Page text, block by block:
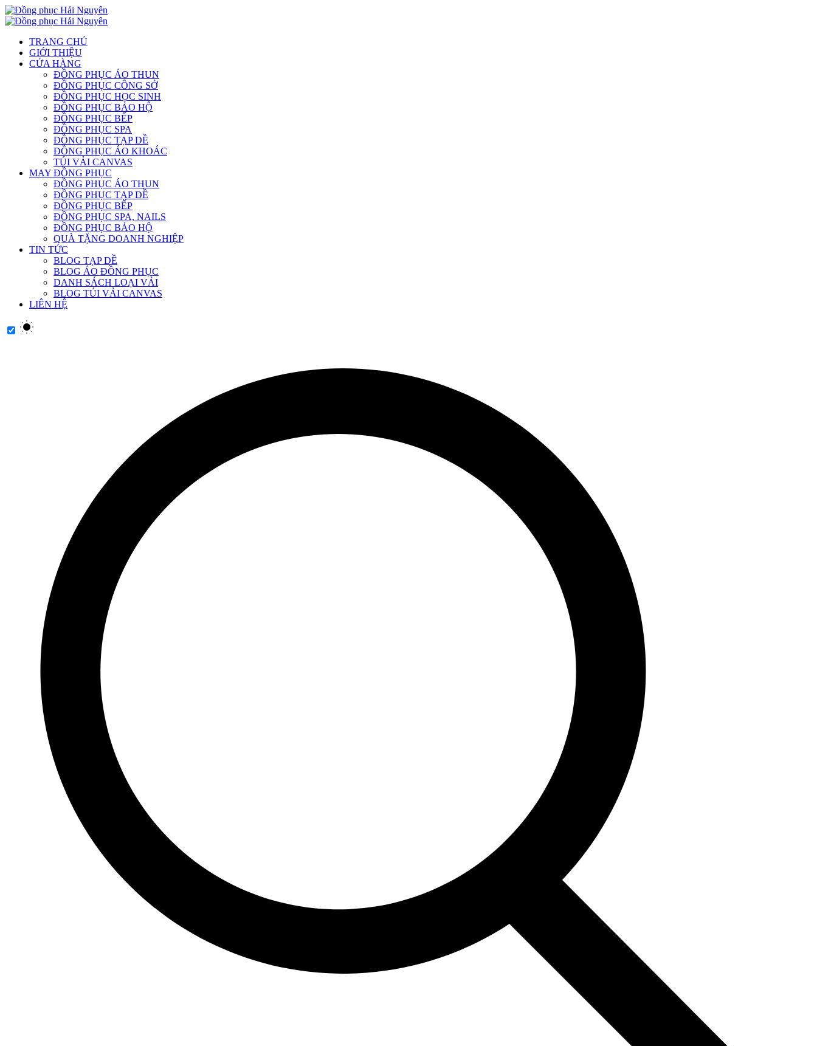
TRANG CHỦ
GIỚI THIỆU
CỬA HÀNG
ĐỒNG PHỤC ÁO THUN
ĐỒNG PHỤC CÔNG SỞ
ĐỒNG PHỤC HỌC SINH
ĐỒNG PHỤC BẢO HỘ
ĐỒNG PHỤC BẾP
ĐỒNG PHỤC SPA
ĐỒNG PHỤC TẠP DỀ
ĐỒNG PHỤC ÁO KHOÁC
TÚI VẢI CANVAS
MAY ĐỒNG PHỤC
ĐỒNG PHỤC ÁO THUN
ĐỒNG PHỤC TẠP DỀ
ĐỒNG PHỤC BẾP
ĐỒNG PHỤC SPA, NAILS
ĐỒNG PHỤC BẢO HỘ
QUÀ TẶNG DOANH NGHIỆP
TIN TỨC
BLOG TẠP DỀ
BLOG ÁO ĐỒNG PHỤC
DANH SÁCH LOẠI VẢI
BLOG TÚI VẢI CANVAS
LIÊN HỆ